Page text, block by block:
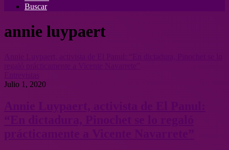
Buscar
annie luypaert
Julio 1, 2020